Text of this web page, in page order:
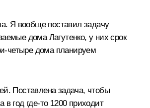
Я вообще поставил задачу
дома Лагутенко, у них срок
четыре дома планируем
Поставлена задача, чтобы
год где‑то 1200 приходит